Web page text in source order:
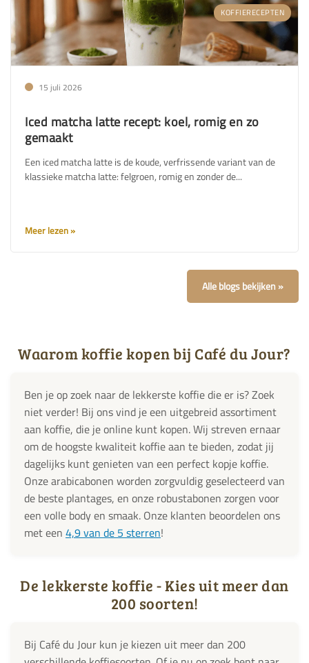
KOFFIERECEPTEN
15 juli 2026
Iced matcha latte recept: koel, romig en zo
gemaakt
Een iced matcha latte is de koude, verfrissende variant van de
klassieke matcha latte: felgroen, romig en zonder de...
Meer lezen
Alle blogs bekijken
Waarom koffie kopen bij Café du Jour?
Ben je op zoek naar de lekkerste koffie die er is? Zoek
niet verder! Bij ons vind je een uitgebreid assortiment
aan koffie, die je online kunt kopen. Wij streven ernaar
om de hoogste kwaliteit koffie aan te bieden, zodat jij
dagelijks kunt genieten van een perfect kopje koffie.
Onze arabicabonen worden zorgvuldig geselecteerd van
de beste plantages, en onze robustabonen zorgen voor
een volle body en smaak. Onze klanten beoordelen ons
met een 4,9 van de 5 sterren!
De lekkerste koffie - Kies uit meer dan
200 soorten!
Bij Café du Jour kun je kiezen uit meer dan 200